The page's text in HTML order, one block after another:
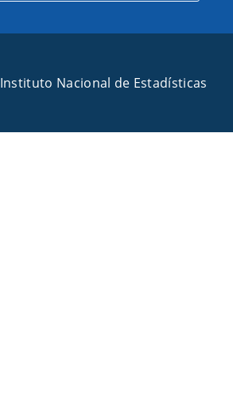
Instituto Nacional de Estadísticas